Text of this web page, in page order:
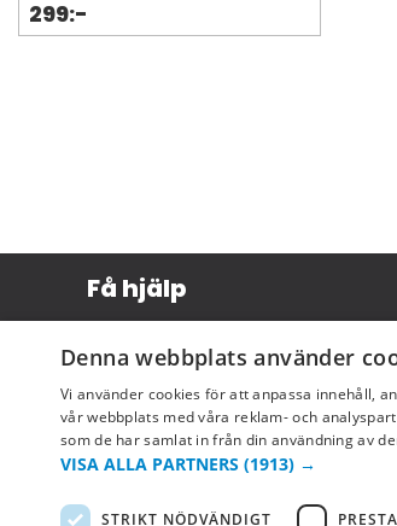
299:-
Få hjälp
Leverans & betalning
Returer & byten
Vanliga frågor
Denna webbplats använder
Vi använder cookies för att anpassa innehåll,
vår webbplats med våra reklam- och
som de har samlat in från din användning av
VISA ALLA PARTNERS (1913) →
STRIKT NÖDVÄNDIGT